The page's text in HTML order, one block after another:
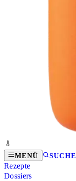
MENÜ SUCHE
Rezepte
Dossiers